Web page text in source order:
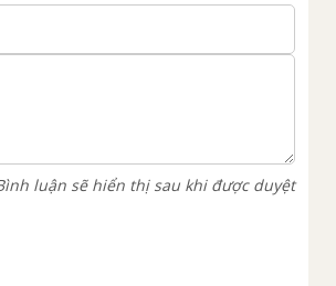
luận sẽ hiển thị sau khi được duyệt